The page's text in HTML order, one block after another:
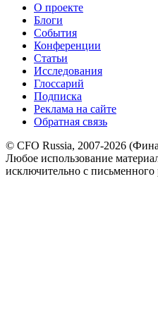
О проекте
Блоги
События
Конференции
Статьи
Исследования
Глоссарий
Подписка
Реклама на сайте
Обратная связь
© CFO Russia, 2007-2026
Любое использование
исключительно с письменного